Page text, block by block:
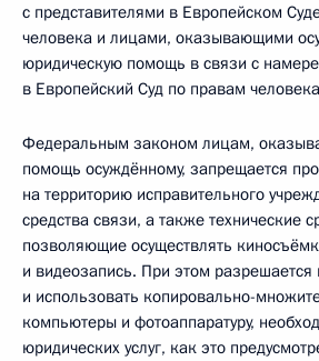
с представителями в Европейском
человека и лицами, оказывающими
юридическую помощь в связи с
в Европейский Суд по правам
Федеральным законом лицам,
помощь осуждённому, запрещается
на территорию исправительного
средства связи, а также технические
позволяющие осуществлять
и видеозапись. При этом разрешается
и использовать копировально-
компьютеры и фотоаппаратуру,
юридических услуг, как это